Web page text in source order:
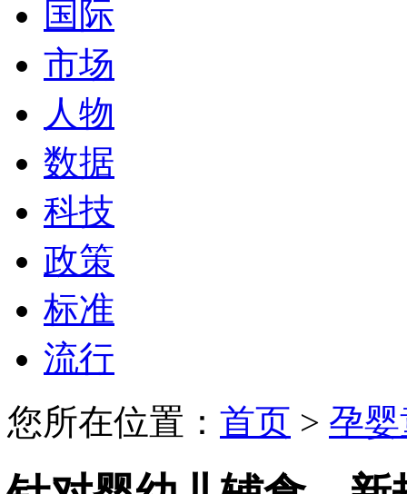
国际
市场
人物
数据
科技
政策
标准
流行
您所在位置： 首页 > 孕